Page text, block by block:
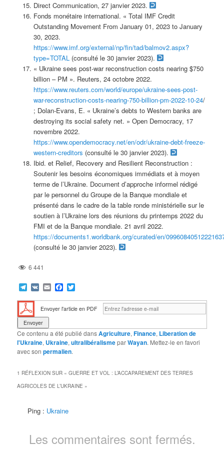
Direct Communication, 27 janvier 2023.
Fonds monétaire international. « Total IMF Credit
Outstanding Movement From January 01, 2023 to January
30, 2023.
https://www.imf.org/external/np/fin/tad/balmov2.aspx?
type=TOTAL(consulté le 30 janvier 2023).
« Ukraine sees post-war reconstruction costs nearing $750
billion – PM ». Reuters, 24 octobre 2022.
https://www.reuters.com/world/europe/ukraine-sees-post-
war-reconstruction-costs-nearing-750-billion-pm-2022-10-24/
; Dolan-Evans, E. « Ukraine’s debts to Western banks are
destroying its social safety net. » Open Democracy, 17
novembre 2022.
https://www.opendemocracy.net/en/odr/ukraine-debt-freeze-
western-creditors (consulté le 30 janvier 2023).
Ibid. et Relief, Recovery and Resilient Reconstruction :
Soutenir les besoins économiques immédiats et à moyen
terme de l’Ukraine. Document d’approche informel rédigé
par le personnel du Groupe de la Banque mondiale et
présenté dans le cadre de la table ronde ministérielle sur le
soutien à l’Ukraine lors des réunions du printemps 2022 du
FMI et de la Banque mondiale. 21 avril 2022.
https://documents1.worldbank.org/curated/en/
(consulté le 30 janvier 2023).
6 441
Telegram
VK EmailFacebook
Envoyer l'article en PDF
Ce contenu a été publié dansAgriculture,Finance, Liberation de
l'Ukraine, Ukraine,ultralibéralismeparWayan. Mettez-le en favori
avec sonpermalien.
1 RÉFLEXION SUR «GUERRE ET VOL : L’ACCAPAREMENT DES TERRES
AGRICOLES DE L’UKRAINE »
Ping : Ukraine
Les commentaires sont fermés.